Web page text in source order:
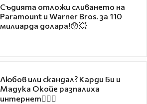
Съдията отложи сливането на
Paramount и Warner Bros. за 110
милиарда долара!😯💥
Любов или скандал? Карди Би и
Мадука Окойе разпалиха
интернет❤️‍🔥🔥